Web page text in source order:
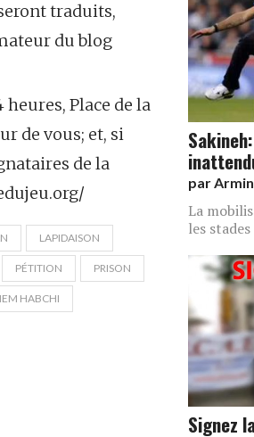
traduits,
du blog
Place de la
de vous; et, si
de la
LAPIDAISON
PÉTITION PRISON
HABCHI
par
La
les
Signez